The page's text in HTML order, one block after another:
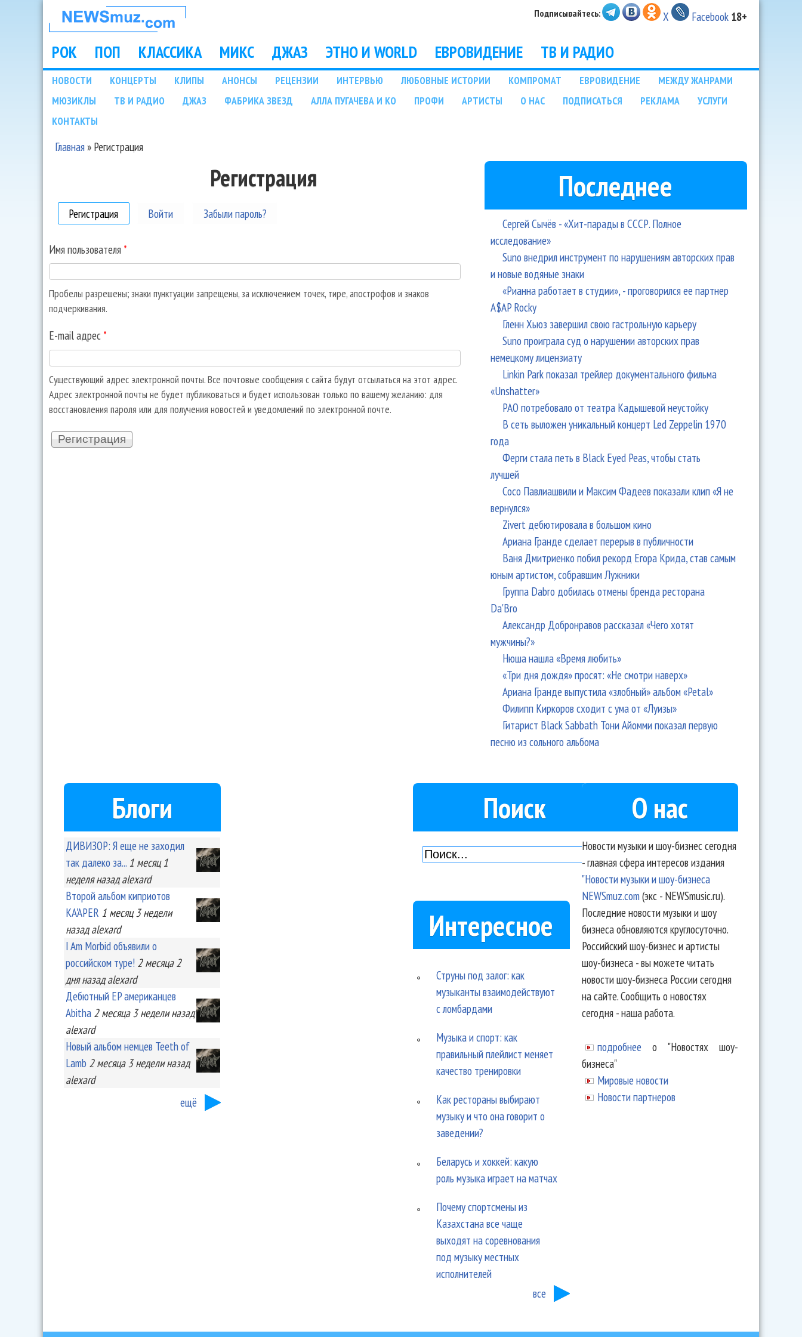
НОВОСТИ
МУЗЫКИ И
ШОУ БИЗНЕСА
NEWSMUZ.COM
Подписывайтесь: X Facebook 18+
Main menu
РОК ПОП КЛАССИКА МИКС ДЖАЗ ЭТНО И WORLD ЕВРОВИДЕНИЕ ТВ И РАДИО
Подразделы
НОВОСТИ КОНЦЕРТЫ КЛИПЫ АНОНСЫ РЕЦЕНЗИИ ИНТЕРВЬЮ ЛЮБОВНЫЕ ИСТОРИИ КОМПРОМАТ ЕВРОВИДЕНИЕ
МЕЖДУ ЖАНРАМИ
МЮЗИКЛЫ
ТВ И РАДИО ДЖАЗ ФАБРИКА ЗВЕЗД АЛЛА ПУГАЧЕВА И КО ПРОФИ АРТИСТЫ О НАС ПОДПИСАТЬСЯ РЕКЛАМА
УСЛУГИ
КОНТАКТЫ
Главная» Регистрация
Регистрация
Регистрация (активная вкладка)
Войти Забыли пароль?
Имя пользователя *
Пробелы разрешены; знаки пунктуации запрещены, за исключением точек, тире, апострофов и знаков
подчеркивания.
E-mail адрес *
Существующий адрес электронной почты. Все почтовые сообщения с сайта будут отсылаться на этот адрес.
Адрес электронной почты не будет публиковаться и будет использован только по вашему желанию: для
восстановления пароля или для получения новостей и уведомлений по электронной почте.
Последнее
Сергей Сычёв - «Хит-парады в СССР. Полное
исследование»
Suno внедрил инструмент по нарушениям авторских прав
и новые водяные знаки
«Рианна работает в студии», - проговорился ее партнер
A$AP Rocky
Гленн Хьюз завершил свою гастрольную карьеру
Suno проиграла суд о нарушении авторских прав
немецкому лицензиату
Linkin Park показал трейлер документального фильма
«Unshatter»
РАО потребовало от театра Кадышевой неустойку
В сеть выложен уникальный концерт Led Zeppelin 1970
года
Ферги стала петь в Black Eyed Peas, чтобы стать
лучшей
Сосо Павлиашвили и Максим Фадеев показали клип «Я не
вернулся»
Zivert дебютировала в большом кино
Ариана Гранде сделает перерыв в публичности
Ваня Дмитриенко побил рекорд Егора Крида, став самым
юным артистом, собравшим Лужники
Группа Dabro добилась отмены бренда ресторана
Da'Bro
Александр Добронравов рассказал «Чего хотят
мужчины?»
Нюша нашла «Время любить»
«Три дня дождя» просят: «Не смотри наверх»
Ариана Гранде выпустила «злобный» альбом «Petal»
Филипп Киркоров сходит с ума от «Луизы»
Гитарист Black Sabbath Тони Айомми показал первую
песню из сольного альбома
Блоги
ДИВИЗОР: Я еще не заходил
так далеко за... 1 месяц 1
неделяназад alexard
Второй альбом киприотов
KA'APER 1 месяц 3 недели
назад alexard
I Am Morbid объявили о
российском туре! 2 месяца 2
дняназад alexard
Дебютный EP американцев
Abitha 2 месяца 3 неделиназад
alexard
Новый альбом немцев Teeth of
Lamb 2 месяца 3 неделиназад
alexard
ещё
Поиск
Интересное
Струны под залог: как
музыканты взаимодействуют
с ломбардами
Музыка и спорт: как
правильный плейлист меняет
качество тренировки
Как рестораны выбирают
музыку и что она говорит о
заведении?
Беларусь и хоккей: какую
роль музыка играет на матчах
Почему спортсмены из
Казахстана все чаще
выходят на соревнования
под музыку местных
исполнителей
все
О нас
Новости музыки и шоу-бизнес сегодня
- главная сфера интересов издания
"Новости музыки и шоу-бизнеса
NEWSmuz.com(экс - NEWSmusic.ru).
Последние новости музыки и шоу
бизнеса обновляются круглосуточно.
Российский шоу-бизнес и артисты
шоу-бизнеса - вы можете читать
новости шоу-бизнеса России сегодня
на сайте. Сообщить о новостях
сегодня - наша работа.
подробнее о "Новостях шоу-
бизнеса"
Мировые новости
Новости партнеров